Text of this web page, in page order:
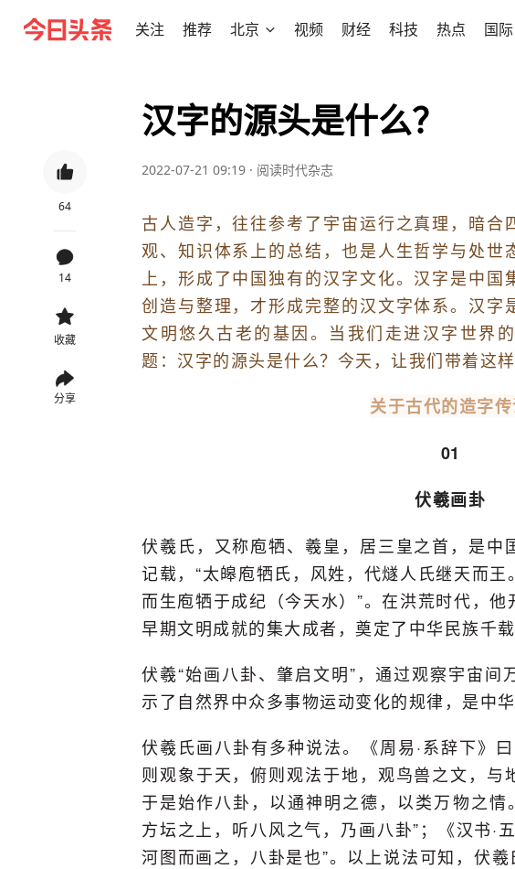
关注 推荐 北京 视频 财经 科技 热点 国际
64
14
收藏
分享
汉字的源头是什么？
2022-07-21 09:19 · 阅读时代杂志
古人造字，往往参考了宇宙运行之真理，暗合
观、知识体系上的总结，也是人生哲学与处世
上，形成了中国独有的汉字文化。汉字是中
创造与整理，才形成完整的汉文字体系。汉字
文明悠久古老的基因。当我们走进汉字世界
题：汉字的源头是什么？今天，让我们带着这
关于古代的造字
01
伏羲画卦
伏羲氏，又称庖牺、羲皇，居三皇之首，是中
记载，“太皞庖牺氏，风姓，代燧人氏继天而王
而生庖牺于成纪（今天水）”。在洪荒时代，
早期文明成就的集大成者，奠定了中华民族千
伏羲“始画八卦、肇启文明”，通过观察宇宙间
示了自然界中众多事物运动变化的规律，是中
伏羲氏画八卦有多种说法。《周易·系辞下》
则观象于天，俯则观法于地，观鸟兽之文，与
于是始作八卦，以通神明之德，以类万物之情
方坛之上，听八风之气，乃画八卦”；《汉书·
河图而画之，八卦是也”。以上说法可知，伏